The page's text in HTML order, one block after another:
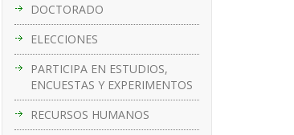
DOCTORADO
ELECCIONES
PARTICIPA EN ESTUDIOS,
ENCUESTAS Y EXPERIMENTOS
RECURSOS HUMANOS